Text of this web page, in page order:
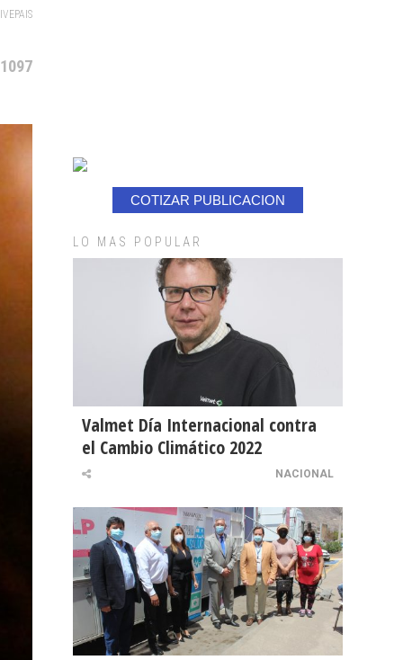
COTIZAR PUBLICACION
LO MAS POPULAR
Valmet Día Internacional contra
el Cambio Climático 2022
NACIONAL